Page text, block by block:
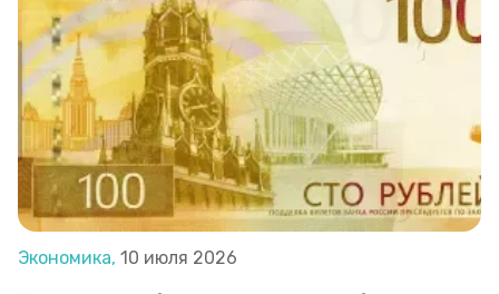
Экономика, 10 июля 2026